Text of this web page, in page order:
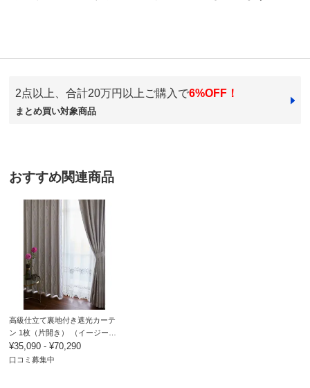
商品番号 900-H948-01
価格 ¥35,090
送料・送料種
基本配送料：¥
※お届け先が同じであれば複数個ご購入いただいても¥880です。
商品番号 900-H948-02
サイズ 幅50～70cm/丈・高さ141～200cm
価格
2点以上、合計20万円以上ご購入で6%OFF！
まとめ買い対象商品
おすすめ関連商品
高級仕立て裏地付き遮光カーテ
ン 1枚（片開き） （イージー
オーダー）
¥35,090 - ¥70,290
口コミ募集中